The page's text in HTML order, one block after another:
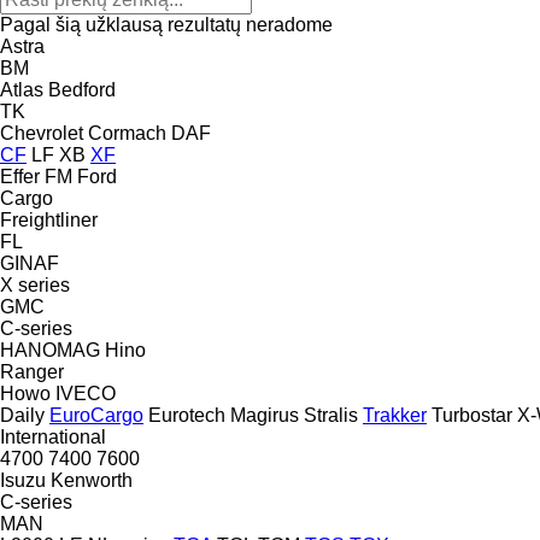
Pagal šią užklausą rezultatų neradome
Astra
BM
Atlas Bedford
TK
Chevrolet Cormach DAF
CF LF XB XF
Effer FM Ford
Cargo
Freightliner
FL
GINAF
X series
GMC
C-series
HANOMAG Hino
Ranger
Howo IVECO
Daily EuroCargo Eurotech Magirus Stralis Trakker Turbostar
International
4700 7400 7600
Isuzu Kenworth
C-series
MAN